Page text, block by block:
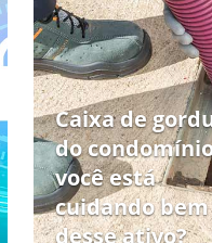
Caixa de
do
você está
cuidando bem
desse ativo?